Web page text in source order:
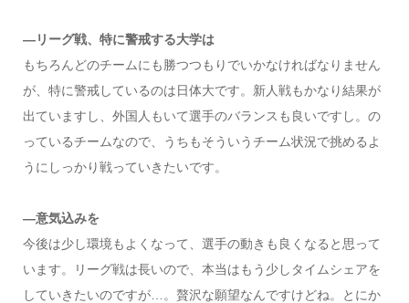
―リーグ戦、特に警戒する大学は
もちろんどのチームにも勝つつもりでいかなければなりません
が、特に警戒しているのは日体大です。新人戦もかなり結果が
出ていますし、外国人もいて選手のバランスも良いですし。の
っているチームなので、うちもそういうチーム状況で挑めるよ
うにしっかり戦っていきたいです。
―意気込みを
今後は少し環境もよくなって、選手の動きも良くなると思って
います。リーグ戦は長いので、本当はもう少しタイムシェアを
していきたいのですが…。贅沢な願望なんですけどね。とにか